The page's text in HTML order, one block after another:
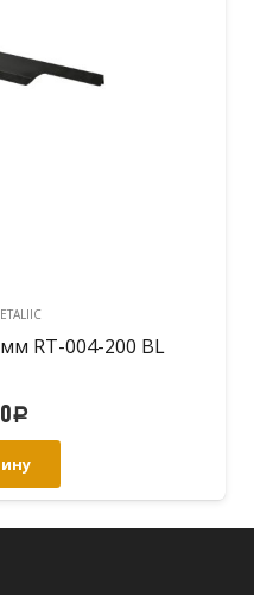
RT-004-200 BL
Р